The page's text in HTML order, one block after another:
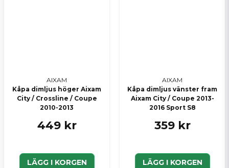
AIXAM
Kåpa dimljus höger Aixam
City / Crossline / Coupe
2010-2013
449 kr
LÄGG I KORGEN
AIXAM
Kåpa dimljus vänster fram
Aixam City / Coupe 2013-
2016 Sport S8
359 kr
LÄGG I KORGEN